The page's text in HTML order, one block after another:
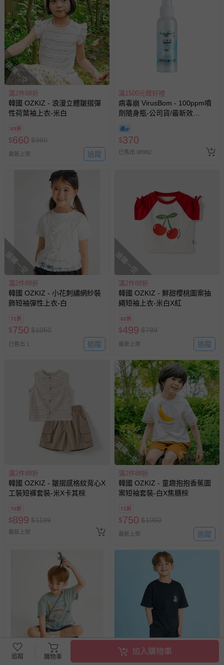
搶購一空
滿2件88折
韓國 OZKIZ - 浪漫立體皺摺彈
性荷葉袖上衣-米白
69折
$660 $960
最新上架 追蹤
滿1500元贈好禮
病毒崩 VirusBom - 100ppm噴
劑隨身瓶-公司貨/最新效
$370
已售出 98982
搶購一空
滿2件88折
韓國 OZKIZ - 小花刺繡網紗裝
飾短袖彈性上衣-白
71折
$750 $1050
已售出 1 追蹤
搶購一空
滿2件88折
韓國 OZKIZ - 鮮甜櫻桃圖案抽
繩短袖上衣-米白X紅
62折
$499 $799
最新上架 追蹤
滿2件88折
韓國 OZKIZ - 皺摺感格紋背心X
工裝短褲套裝-米X卡其棕
75折
$899 $1199
最新上架
搶購一空
滿2件88折
韓國 OZKIZ - 童趣抱抱香蕉圖
案短袖套裝-白X焦糖棕
71折
$750 $1050
最新上架 追蹤
滿2件88折
追蹤 購物車
加入購物車